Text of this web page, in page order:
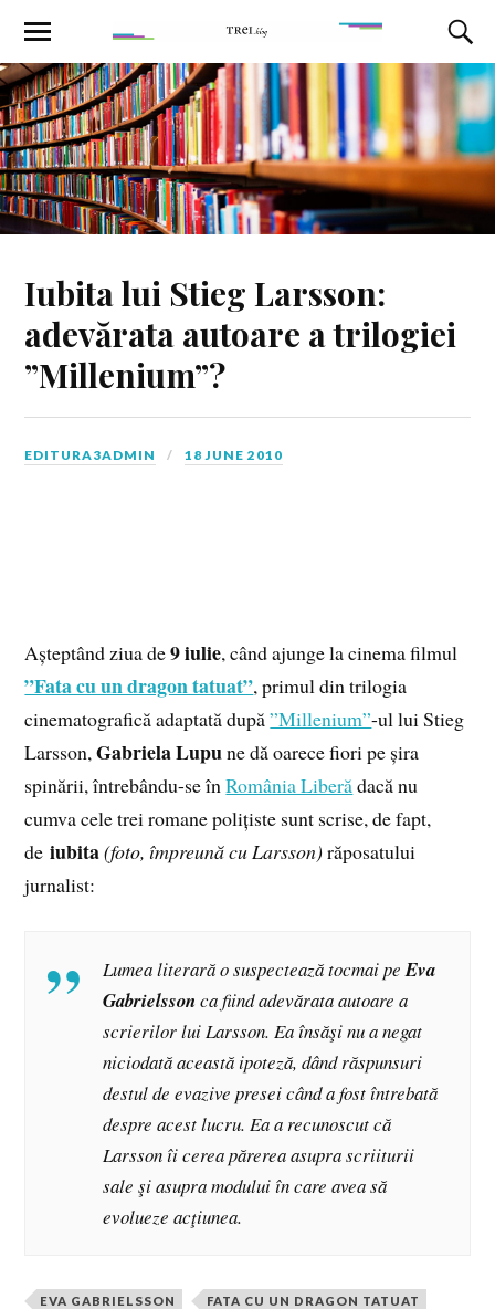
Iubita lui Stieg Larsson:
adevărata autoare a trilogiei
”Millenium”?
EDITURA3ADMIN 18 JUNE 2010
Așteptând ziua de9 iulie, când ajunge la cinema filmul
”Fata cu un dragon tatuat”, primul din trilogia
cinematografică adaptată după”Millenium”-ul lui Stieg
Larsson,Gabriela Lupune dă oarece fiori pe șira
spinării, întrebându-se înRomânia Liberădacă nu
cumva cele trei romane polițiste sunt scrise, de fapt,
deiubita(foto, împreună cu Larsson)răposatului
jurnalist:
Lumea literară o suspectează tocmai peEva
Gabrielssonca fiind adevărata autoare a
scrierilor lui Larsson. Ea însăşi nu a negat
niciodată această ipoteză, dând răspunsuri
destul de evazive presei când a fost întrebată
despre acest lucru. Ea a recunoscut că
Larsson îi cerea părerea asupra scriiturii
sale şi asupra modului în care avea să
evolueze acţiunea.
EVA GABRIELSSON FATA CU UN DRAGON TATUAT